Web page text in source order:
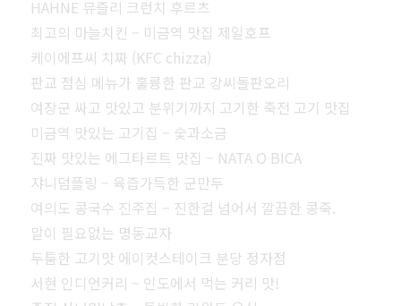
HAHNE 뮤즐리 크런치 후르츠
최고의 마늘치킨 – 미금역 맛집 제일호프
케이에프씨 치짜 (KFC chizza)
판교 점심 메뉴가 훌륭한 판교 강씨돌판오리
여장군 싸고 맛있고 분위기까지 고기한 죽전 고기 맛집
미금역 맛있는 고기집 – 숯과소금
진짜 맛있는 에그타르트 맛집 – NATA O BICA
쟈니덤플링 – 육즙가득한 군만두
여의도 콩국수 진주집 – 진한걸 넘어서 깔끔한 콩죽.
말이 필요없는 명동교자
두툼한 고기맛 에이컷스테이크 분당 정자점
서현 인디언커리 – 인도에서 먹는 커리 맛!